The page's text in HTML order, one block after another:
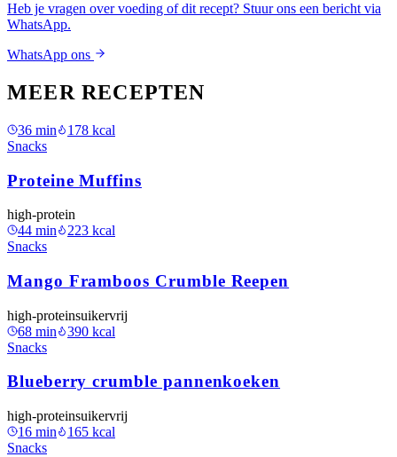
Heb je vragen over voeding of dit recept? Stuur ons een bericht via
WhatsApp.
WhatsApp ons
MEER RECEPTEN
36 min 178 kcal
Snacks
Proteine Muffins
high-protein
44 min 223 kcal
Snacks
Mango Framboos Crumble Reepen
high-proteinsuikervrij
68 min 390 kcal
Snacks
Blueberry crumble pannenkoeken
high-proteinsuikervrij
16 min 165 kcal
Snacks